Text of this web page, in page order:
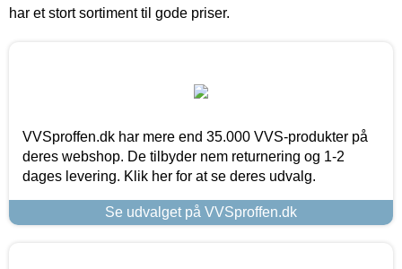
har et stort sortiment til gode priser.
VVSproffen.dk har mere end 35.000 VVS-produkter på
deres webshop. De tilbyder nem returnering og 1-2
dages levering. Klik her for at se deres udvalg.
Se udvalget på VVSproffen.dk